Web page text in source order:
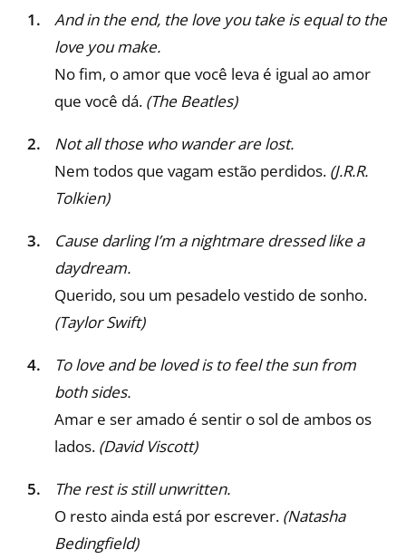
And in the end, the love you take is equal to the
love you make.
No fim, o amor que você leva é igual ao amor
que você dá. (The Beatles)
Not all those who wander are lost.
Nem todos que vagam estão perdidos. (J.R.R.
Tolkien)
Cause darling I’m a nightmare dressed like a
daydream.
Querido, sou um pesadelo vestido de sonho.
(Taylor Swift)
To love and be loved is to feel the sun from
both sides.
Amar e ser amado é sentir o sol de ambos os
lados. (David Viscott)
The rest is still unwritten.
O resto ainda está por escrever. (Natasha
Bedingfield)